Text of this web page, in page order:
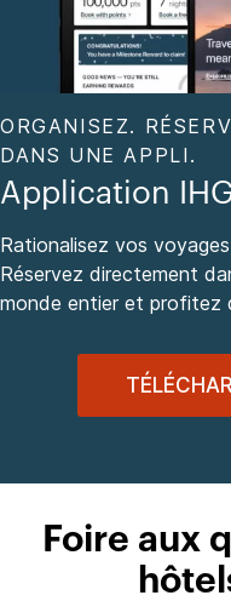
ORGANISEZ.
DANS UNE APPLI.
Application
Rationalisez vos
Réservez directement
monde entier et profitez
Foire aux